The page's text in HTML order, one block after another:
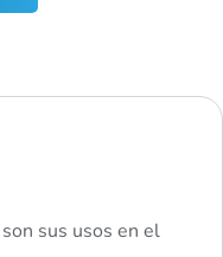
sus usos en el